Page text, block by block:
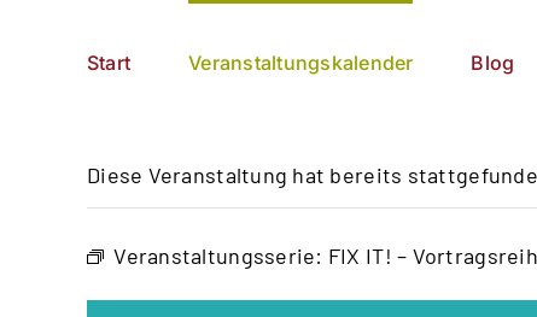
Start Veranstaltungskalender Blog
Diese Veranstaltung hat bereits
Veranstaltungsserie: FIX IT! –